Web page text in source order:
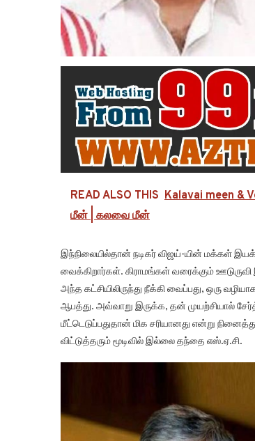
READ ALSO THIS Kalavai meen &
மீன் | கலவை மீன்
இந்நிலையில்தான் நடிகர் விஜய்-யின் மக்கள்
வைக்கிறார்கள். கிராமங்கள் வரைக்கும்
அந்த கட்சியிலிருந்து நீக்கி வைப்பது, ஒரு
ஆபத்து. அவ்வாறு இருக்க, தன் முயற்சியால்
மீட்டெடுப்பதுதான் மிக சரியானது என்று
விட்டுத்தரும் மூடிவில் இல்லை தந்தை எஸ்.ஏ.சி.